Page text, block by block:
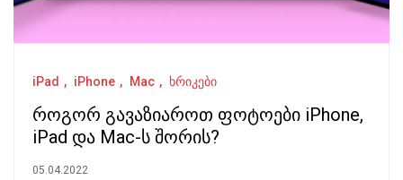
iPad iPhone Mac ხრიკები
როგორ გავაზიაროთ ფოტოები iPhone,
iPad და Mac-ს შორის?
05.04.2022